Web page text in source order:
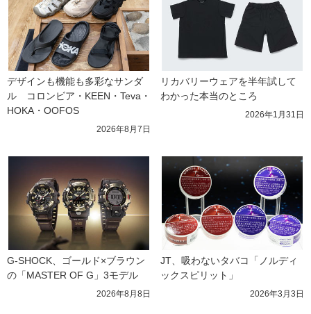
デザインも機能も多彩なサンダ
ル　コロンビア・KEEN・Teva・
HOKA・OOFOS
2026年8月7日
リカバリーウェアを半年試して
わかった本当のところ
2026年1月31日
G-SHOCK、ゴールド×ブラウン
の「MASTER OF G」3モデル
2026年8月8日
JT、吸わないタバコ「ノルディ
ックスピリット」
2026年3月3日